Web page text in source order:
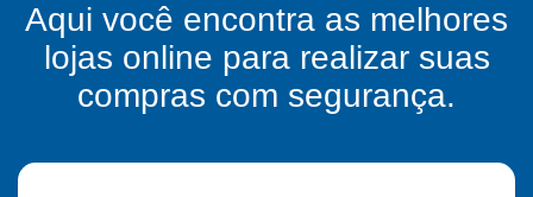
Aqui você encontra as melhores
lojas online para realizar suas
compras com segurança.